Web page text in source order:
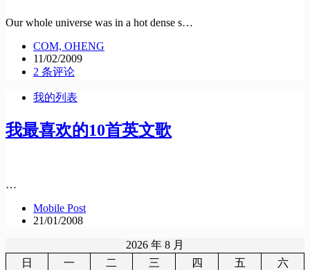
Our whole universe was in a hot dense s…
COM, OHENG
11/02/2009
2 条评论
我的列表
我最喜欢的10首英文歌
…
Mobile Post
21/01/2008
2026 年 8 月
日
一 二 三 四 五
六